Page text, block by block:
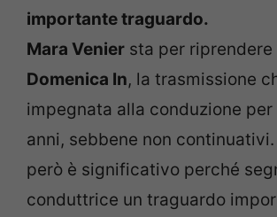
importante traguardo.
Mara Venier sta per
Domenica In, la trasmissione
impegnata alla conduzione
anni, sebbene non continuativi.
però è significativo perché
conduttrice un traguardo